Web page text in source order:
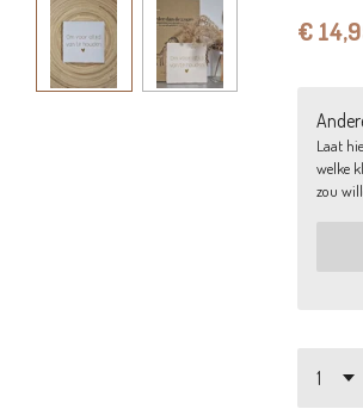
€
Laat
welke
zou